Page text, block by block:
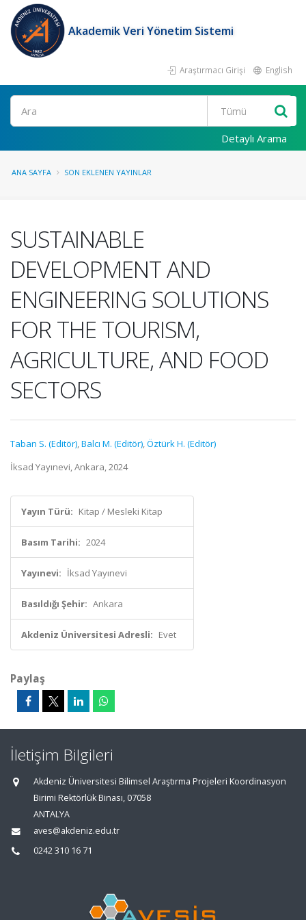
Akademik Veri Yönetim Sistemi
Araştırmacı Girişi English
Ara
Detaylı Arama
ANA SAYFA SON EKLENEN YAYINLAR
SUSTAINABLE
DEVELOPMENT AND
ENGINEERING SOLUTIONS
FOR THE TOURISM,
AGRICULTURE, AND FOOD
SECTORS
Taban S. (Editör),Balcı M. (Editör),Öztürk H. (Editör)
İksad Yayınevi, Ankara, 2024
Yayın Türü: Kitap / Mesleki Kitap
Basım Tarihi: 2024
Yayınevi: İksad Yayınevi
Basıldığı Şehir: Ankara
Akdeniz Üniversitesi Adresli: Evet
Paylaş
İletişim Bilgileri
Akdeniz Üniversitesi Bilimsel Araştırma Projeleri Koordinasyon
Birimi Rektörlük Binası, 07058
ANTALYA
aves@akdeniz.edu.tr
0242 310 16 71